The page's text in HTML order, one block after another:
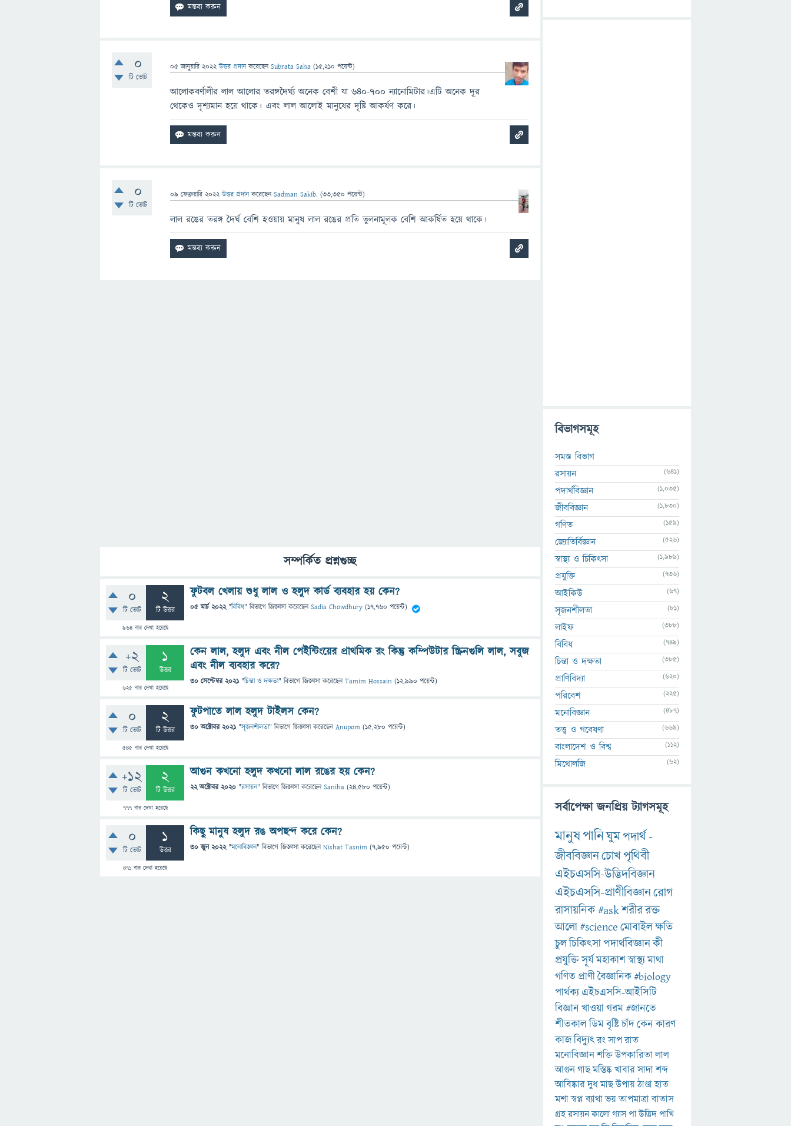
0
টি ভোট
05 জানুয়ারি 2022 উত্তর প্রদান করেছেনSubrata Saha (15,210 পয়েন্ট)
আলোকবর্ণালীর লাল আলোর তরঙ্গদৈর্ঘ্য অনেক বেশী যা ৬৪০-৭০০ ন্যানোমিটার।এটি অনেক দূর
থেকেও দৃশ্যমান হয়ে থাকে। এবং লাল আলোই মানুষের দৃষ্টি আকর্ষণ করে।
0
টি ভোট
09 ফেব্রুয়ারি 2022 উত্তর প্রদান করেছেনSadman Sakib. (33,350 পয়েন্ট)
লাল রঙের তরঙ্গ দৈর্ঘ বেশি হওয়ায় মানুষ লাল রঙের প্রতি তুলনামূলক বেশি আকর্ষিত হয়ে থাকে।
সম্পর্কিত প্রশ্নগুচ্ছ
0
টি ভোট
2
টি উত্তর
964বার দেখা হয়েছে
ফুটবল খেলায় শুধু লাল ও হলুদ কার্ড ব্যবহার হয় কেন?
05 মার্চ 2022 "বিবিধ" বিভাগে জিজ্ঞাসাকরেছেনSadia Chowdhury (17,760 পয়েন্ট)
+2
টি ভোট
1
উত্তর
625বার দেখা হয়েছে
কেন লাল, হলুদ এবং নীল পেইন্টিংয়ের প্রাথমিক রং কিন্তু কম্পিউটার স্ক্রিনগুলি লাল, সবুজ
এবং নীল ব্যবহার করে?
30 সেপ্টেম্বর 2021 "চিন্তা ও দক্ষতা" বিভাগে জিজ্ঞাসাকরেছেনTamim Hossain (12,990 পয়েন্ট)
0
টি ভোট
2
টি উত্তর
545বার দেখা হয়েছে
ফুটপাতে লাল হলুদ টাইলস কেন?
30 অক্টোবর 2021 "সৃজনশীলতা" বিভাগে জিজ্ঞাসাকরেছেনAnupom (15,280 পয়েন্ট)
+12
টি ভোট
2
টি উত্তর
777বার দেখা হয়েছে
আগুন কখনো হলুদ কখনো লাল রঙের হয় কেন?
22 অক্টোবর 2020 "রসায়ন" বিভাগে জিজ্ঞাসাকরেছেনSaniha (24,580 পয়েন্ট)
0
টি ভোট
1
উত্তর
471 বার দেখা হয়েছে
কিছু মানুষ হলুদ রঙ অপছন্দ করে কেন?
30 জুন 2022 "মনোবিজ্ঞান" বিভাগে জিজ্ঞাসাকরেছেনNishat Tasnim (7,950 পয়েন্ট)
বিভাগসমূহ
সমস্ত বিভাগ
রসায়ন
(641)
পদার্থবিজ্ঞান (1,035)
জীববিজ্ঞান (1,830)
গণিত (159)
জ্যোতির্বিজ্ঞান (526)
স্বাস্থ্য ও চিকিৎসা (1,989)
প্রযুক্তি (736)
আইকিউ (67)
সৃজনশীলতা (81)
লাইফ (388)
বিবিধ (749)
চিন্তা ও দক্ষতা (385)
প্রাণিবিদ্যা (620)
পরিবেশ (225)
মনোবিজ্ঞান (487)
তত্ত্ব ও গবেষণা (669)
বাংলাদেশ ও বিশ্ব (112)
মিথোলজি (62)
সর্বাপেক্ষা জনপ্রিয় ট্যাগসমূহ
মানুষপানিঘুমপদার্থ-
জীববিজ্ঞানচোখপৃথিবী
এইচএসসি-উদ্ভিদবিজ্ঞান
এইচএসসি-প্রাণীবিজ্ঞানরোগ
রাসায়নিক#askশরীররক্ত
আলো#scienceমোবাইলক্ষতি
চুলচিকিৎসাপদার্থবিজ্ঞানকী
প্রযুক্তিসূর্যমহাকাশস্বাস্থ্যমাথা
গণিত প্রাণীবৈজ্ঞানিক#biology
পার্থক্য এইচএসসি-আইসিটি
বিজ্ঞানখাওয়াগরম#জানতে
শীতকালডিমবৃষ্টিচাঁদকেনকারণ
কাজবিদ্যুৎরংসাপরাত
মনোবিজ্ঞানশক্তিউপকারিতালাল
আগুনগাছমস্তিষ্কখাবারসাদাশব্দ
আবিষ্কারদুধমাছউপায়ঠাণ্ডাহাত
মশাস্বপ্নব্যাথাভয়তাপমাত্রাবাতাস
গ্রহরসায়নকালোগ্যাসপাউদ্ভিদপাখি